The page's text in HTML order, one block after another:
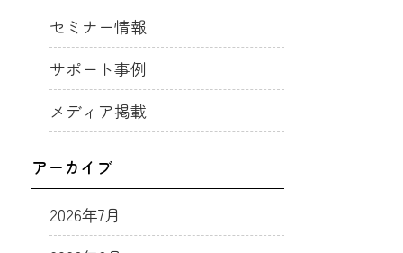
セミナー情報
サポート事例
メディア掲載
アーカイブ
2026年7月